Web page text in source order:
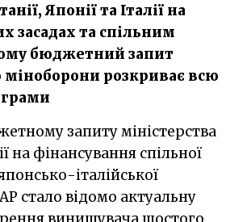
Японії та Італії на
засадах та спільним
бюджетний запит
міноборони розкриває всю
на фінансування спільної
італійської
стало відомо актуальну